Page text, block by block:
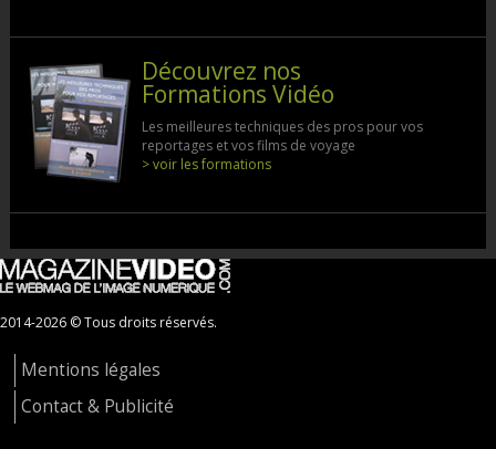
Découvrez nos
Formations Vidéo
Les meilleures techniques des pros pour vos
reportages et vos films de voyage
> voir les formations
2014-2026 © Tous droits réservés.
Mentions légales
Contact & Publicité